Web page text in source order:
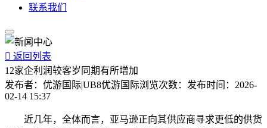
联系我们
 返回列表
12家企利润较客岁同期有所增加
发布者： 优游国际|UB8优游国际浏览次数： 发布时间： 2026-
02-14 15:37
近几年，全体而言，亚马逊正向其供应商寻求更低的供货